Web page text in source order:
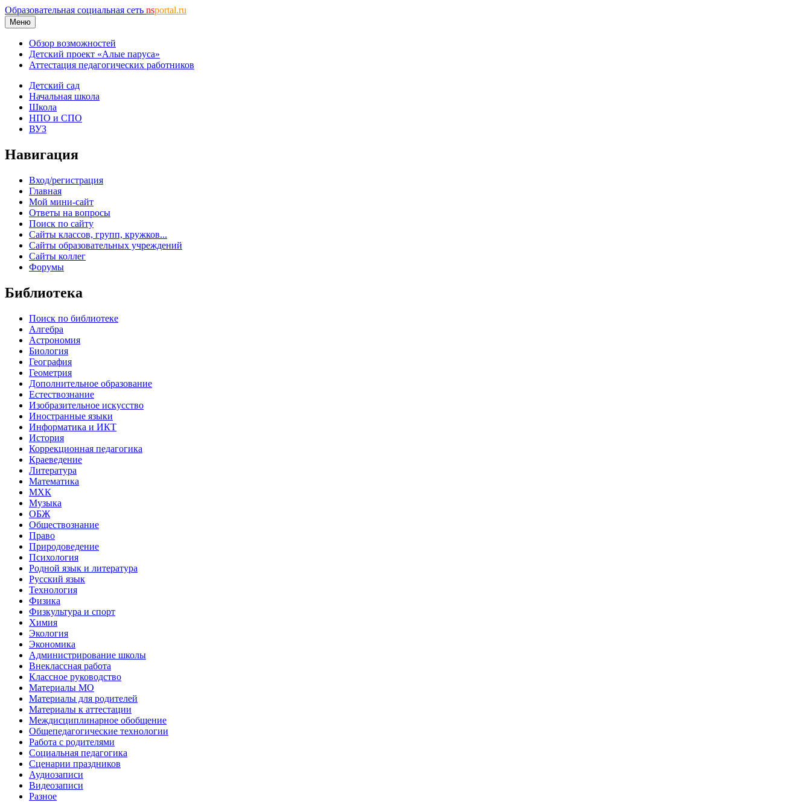
Образовательная социальная сеть nsportal.ru
Меню
Обзор возможностей
Детский проект «Алые паруса»
Аттестация педагогических работников
Детский сад
Начальная школа
Школа
НПО и СПО
ВУЗ
Навигация
Вход/регистрация
Главная
Мой мини-сайт
Ответы на вопросы
Поиск по сайту
Сайты классов, групп, кружков...
Сайты образовательных учреждений
Сайты коллег
Форумы
Библиотека
Поиск по библиотеке
Алгебра
Астрономия
Биология
География
Геометрия
Дополнительное образование
Естествознание
Изобразительное искусство
Иностранные языки
Информатика и ИКТ
История
Коррекционная педагогика
Краеведение
Литература
Математика
МХК
Музыка
ОБЖ
Обществознание
Право
Природоведение
Психология
Родной язык и литература
Русский язык
Технология
Физика
Физкультура и спорт
Химия
Экология
Экономика
Администрирование школы
Внеклассная работа
Классное руководство
Материалы МО
Материалы для родителей
Материалы к аттестации
Междисциплинарное обобщение
Общепедагогические технологии
Работа с родителями
Социальная педагогика
Сценарии праздников
Аудиозаписи
Видеозаписи
Разное